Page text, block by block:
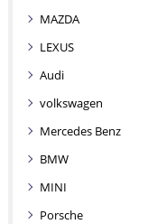
MAZDA
LEXUS
Audi
volkswagen
Mercedes Benz
BMW
MINI
Porsche